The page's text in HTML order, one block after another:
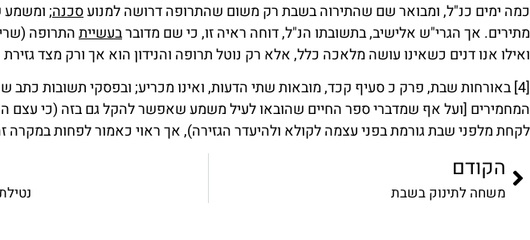
כמה ימים כנ"ל, ומבואר שם שהתירוה בשבת רק משום שהתרופה דרושה למנועסכנה; ומשמע
מתירים. אך הגרי"ש אלישיב, בתשובתו הנ"ל, דוחה ראיה זו, כי שם מדוברבעשייתהתרופה
ואילו אנו דנים כשאינו עושה מלאכה כלל, אלא רק נוטל תרופה והנידון הוא אך ורק מצד
[4]
באורחות שבת, פרק כ סעיף קכד, מובאות שתי הדעות, ואינו מכריע; ובפסקי תשובות כתב
המחמירים [ועל אף שמדברי ספר החיים שהובאו לעיל משמע שאפשר להקל גם בזה (כי עצם
לקחת מלפני שבת גורמת בפני עצמה לקולא ולהיעדר הגזירה), אך ראוי כאמור לפחות במקרה
הקודם
משחה לתינוק בשבת